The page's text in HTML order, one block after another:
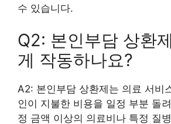
수 있습니다.
Q2: 본인부담 상환
게 작동하나요?
A2: 본인부담 상환제는 의료 서비
인이 지불한 비용을 일정 부분 돌
정 금액 이상의 의료비나 특정 질